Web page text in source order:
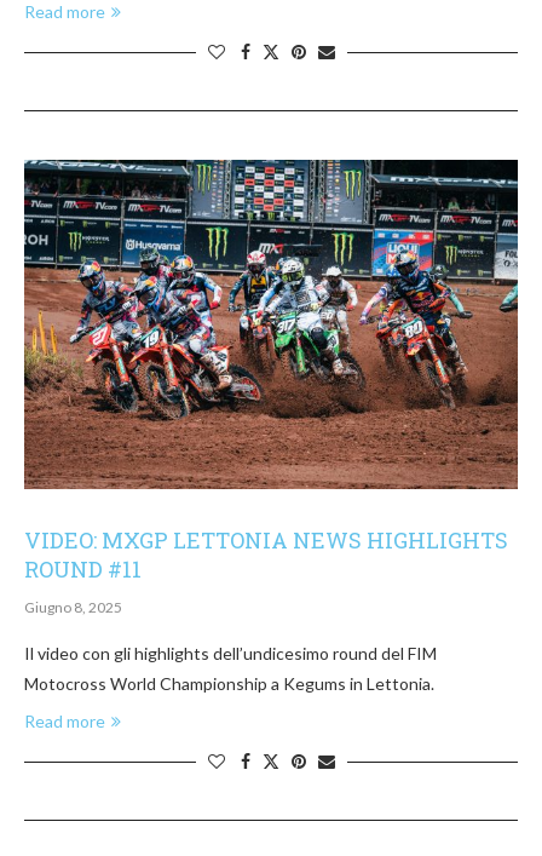
Read more
VIDEO: MXGP LETTONIA NEWS HIGHLIGHTS
ROUND #11
Giugno 8, 2025
Il video con gli highlights dell’undicesimo round del FIM
Motocross World Championship a Kegums in Lettonia.
Read more